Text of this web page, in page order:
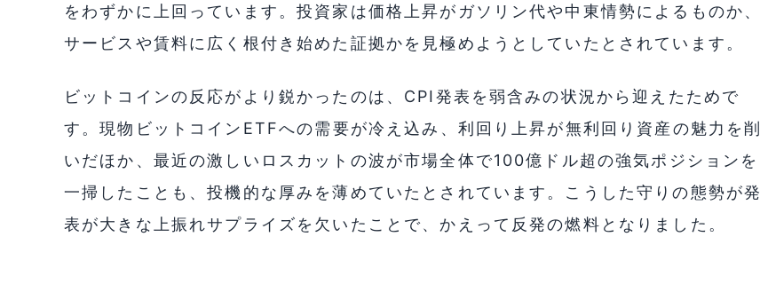
をわずかに上回っています。投資家は価格上昇がガソリン代や中東情勢によるものか、
サービスや賃料に広く根付き始めた証拠かを見極めようとしていたとされています。
ビットコインの反応がより鋭かったのは、CPI発表を弱含みの状況から迎えたためで
す。現物ビットコインETFへの需要が冷え込み、利回り上昇が無利回り資産の魅力を削
いだほか、最近の激しいロスカットの波が市場全体で100億ドル超の強気ポジションを
一掃したことも、投機的な厚みを薄めていたとされています。こうした守りの態勢が発
表が大きな上振れサプライズを欠いたことで、かえって反発の燃料となりました。